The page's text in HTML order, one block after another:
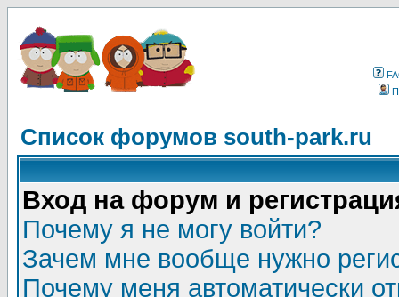
Список форумов south-park.ru
Вход на форум и
Почему я не могу войти?
Зачем мне вообще нужно
Почему меня автоматически